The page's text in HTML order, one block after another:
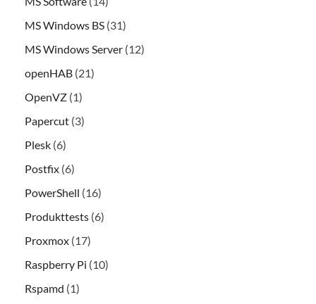
MS Windows BS (31)
MS Windows Server (12)
openHAB (21)
OpenVZ (1)
Papercut (3)
Plesk (6)
Postfix (6)
PowerShell (16)
Produkttests (6)
Proxmox (17)
Raspberry Pi (10)
Rspamd (1)